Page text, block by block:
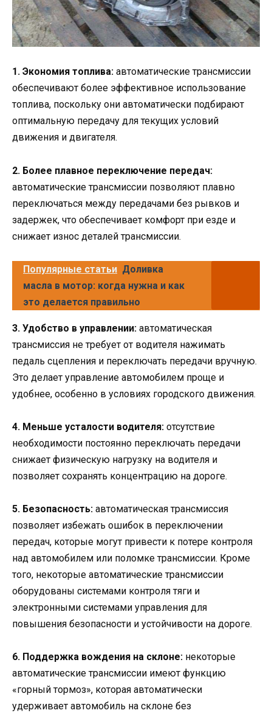
1. Экономия топлива: автоматические трансмиссии
обеспечивают более эффективное использование
топлива, поскольку они автоматически подбирают
оптимальную передачу для текущих условий
движения и двигателя.
2. Более плавное переключение передач:
автоматические трансмиссии позволяют плавно
переключаться между передачами без рывков и
задержек, что обеспечивает комфорт при езде и
снижает износ деталей трансмиссии.
Популярные статьи Доливка
масла в мотор: когда нужна и как
это делается правильно
3. Удобство в управлении: автоматическая
трансмиссия не требует от водителя нажимать
педаль сцепления и переключать передачи вручную.
Это делает управление автомобилем проще и
удобнее, особенно в условиях городского движения.
4. Меньше усталости водителя: отсутствие
необходимости постоянно переключать передачи
снижает физическую нагрузку на водителя и
позволяет сохранять концентрацию на дороге.
5. Безопасность: автоматическая трансмиссия
позволяет избежать ошибок в переключении
передач, которые могут привести к потере контроля
над автомобилем или поломке трансмиссии. Кроме
того, некоторые автоматические трансмиссии
оборудованы системами контроля тяги и
электронными системами управления для
повышения безопасности и устойчивости на дороге.
6. Поддержка вождения на склоне: некоторые
автоматические трансмиссии имеют функцию
«горный тормоз», которая автоматически
удерживает автомобиль на склоне без